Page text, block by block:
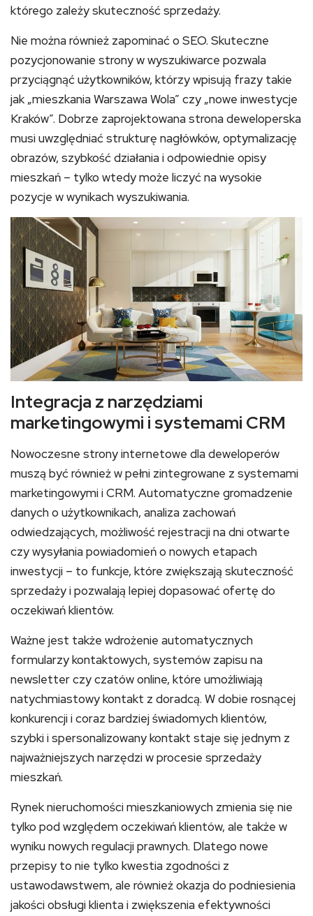
którego zależy skuteczność sprzedaży.
Nie można również zapominać o SEO. Skuteczne
pozycjonowanie strony w wyszukiwarce pozwala
przyciągnąć użytkowników, którzy wpisują frazy takie
jak „mieszkania Warszawa Wola” czy „nowe inwestycje
Kraków”. Dobrze zaprojektowana strona deweloperska
musi uwzględniać strukturę nagłówków, optymalizację
obrazów, szybkość działania i odpowiednie opisy
mieszkań – tylko wtedy może liczyć na wysokie
pozycje w wynikach wyszukiwania.
Integracja z narzędziami
marketingowymi i systemami CRM
Nowoczesne strony internetowe dla deweloperów
muszą być również w pełni zintegrowane z systemami
marketingowymi i CRM. Automatyczne gromadzenie
danych o użytkownikach, analiza zachowań
odwiedzających, możliwość rejestracji na dni otwarte
czy wysyłania powiadomień o nowych etapach
inwestycji – to funkcje, które zwiększają skuteczność
sprzedaży i pozwalają lepiej dopasować ofertę do
oczekiwań klientów.
Ważne jest także wdrożenie automatycznych
formularzy kontaktowych, systemów zapisu na
newsletter czy czatów online, które umożliwiają
natychmiastowy kontakt z doradcą. W dobie rosnącej
konkurencji i coraz bardziej świadomych klientów,
szybki i spersonalizowany kontakt staje się jednym z
najważniejszych narzędzi w procesie sprzedaży
mieszkań.
Rynek nieruchomości mieszkaniowych zmienia się nie
tylko pod względem oczekiwań klientów, ale także w
wyniku nowych regulacji prawnych. Dlatego nowe
przepisy to nie tylko kwestia zgodności z
ustawodawstwem, ale również okazja do podniesienia
jakości obsługi klienta i zwiększenia efektywności